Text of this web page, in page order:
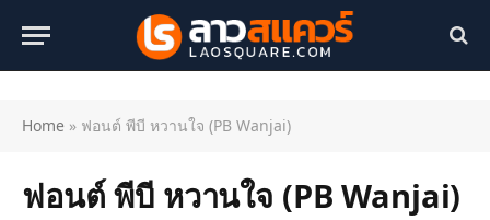
Home » ฟอนต์ พีบี หวานใจ (PB Wanjai)
ฟอนต์ พีบี หวานใจ (PB Wanjai)